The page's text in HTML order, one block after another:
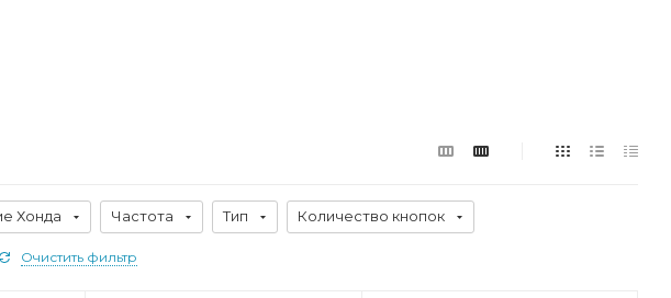
Хонда Частота Тип Количество кнопок
Очистить фильтр